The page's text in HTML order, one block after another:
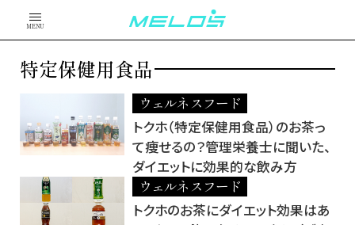
MENU
特定保健用食品
ウェルネスフード
トクホ（特定保健用食品）のお茶っ
て痩せるの？管理栄養士に聞いた、
ダイエットに効果的な飲み方
ウェルネスフード
トクホのお茶にダイエット効果はあ